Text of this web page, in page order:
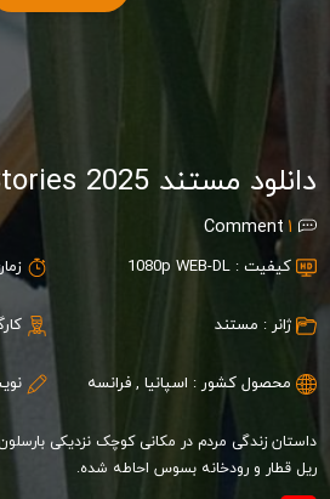
دانلود مستند Good Valley Stories 2025
1
Comment
کیفیت : 1080p WEB-DL
ژانر : مستند
محصول کشور : اسپانیا ,فرانسه
داستان زندگی مردم در مکانی کوچک نزدیکی
ریل قطار و رودخانه بسوس احاطه شده.